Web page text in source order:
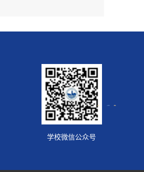
学校微信公众号